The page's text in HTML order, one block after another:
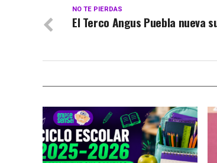
NO TE PIERDAS
El Terco Angus Puebla nueva